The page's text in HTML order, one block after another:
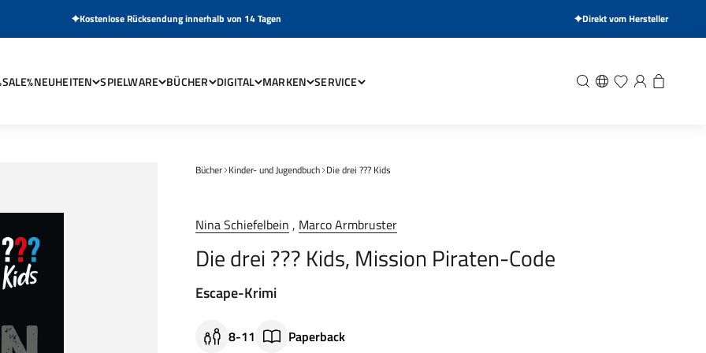
Kostenlose Rücksendung innerhalb von 14 Tagen Direkt vom Hersteller
NEUHEITEN SPIELWARE BÜCHER DIGITAL MARKEN SERVICE Suche Wunschliste
Anmelden
Bücher Kinder- und Jugendbuch Die drei ??? Kids
Nina Schiefelbein , Marco Armbruster
Die drei ??? Kids, Mission Piraten-Code
Escape-Krimi
8-11 Paperback